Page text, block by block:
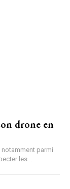
drone en
parmi
les...